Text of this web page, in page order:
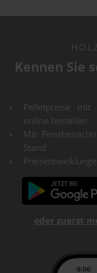
Kennen Sie
Pelletpreise
online bestellen
Mit
Stand
oder zuerst